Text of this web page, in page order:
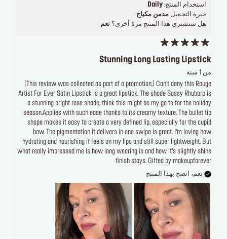
استخدام المنتج: Daily
خبرة التجميل مدمن مكياج
هل ستشتري هذا المنتج مرة أخرى؟ نعم
Stunning Long Lasting Lipstick
من 1 سنة
[This review was collected as part of a promotion.] Can’t deny this Rouge
Artist For Ever Satin Lipstick is a great lipstick. The shade Sassy Rhubarb is
a stunning bright rose shade, think this might be my go to for the holiday
season.Applies with such ease thanks to its creamy texture. The bullet tip
shape makes it easy to create a very defined lip, especially for the cupid
bow. The pigmentation it delivers in one swipe is great. I’m loving how
hydrating and nourishing it feels on my lips and still super lightweight. But
what really impressed me is how long wearing is and how it’s slightly shine
finish stays. Gifted by makeupforever
نعم، انصح بهذا المنتج